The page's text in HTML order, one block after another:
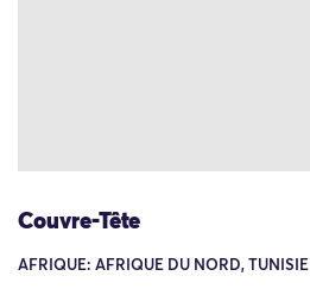
Couvre-Tête
AFRIQUE: AFRIQUE DU NORD, TUNISIE